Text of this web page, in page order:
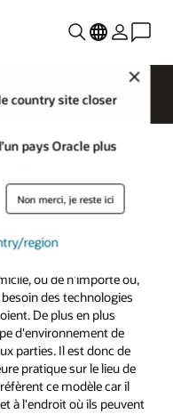
country site closer
pays Oracle plus
Non merci, je reste ici
region
les collaborateurs d'une
de travail physique. Les
ou de n'importe où,
des technologies
De plus en plus
d'environnement de
parties. Il est donc de
pratique sur le lieu de
ce modèle car il
à l'endroit où ils peuvent